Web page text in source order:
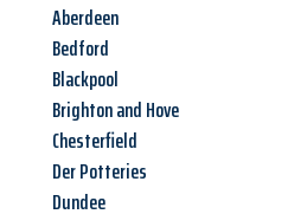
Aberdeen
Bedford
Blackpool
Brighton and Hove
Chesterfield
Der Potteries
Dundee